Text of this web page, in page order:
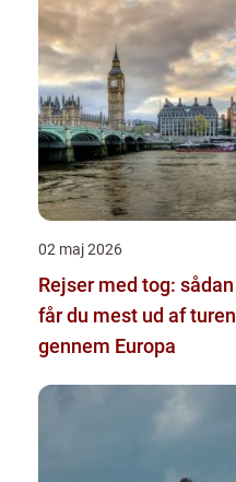
02 maj 2026
Rejser med tog: sådan
får du mest ud af turen
gennem Europa